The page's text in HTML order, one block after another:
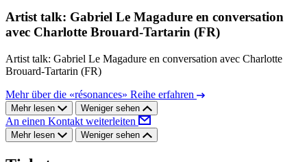
Artist talk: Gabriel Le Magadure en conversation
avec Charlotte Brouard-Tartarin (FR)
Artist talk: Gabriel Le Magadure en conversation avec Charlotte
Brouard-Tartarin (FR)
Mehr über die «résonances» Reihe erfahren
Mehr lesen Weniger sehen
An einen Kontakt weiterleiten
Mehr lesen Weniger sehen